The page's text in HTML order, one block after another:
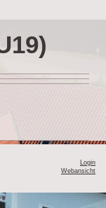
Login
Webansicht